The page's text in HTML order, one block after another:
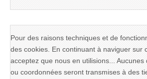
Pour des raisons techniques et de
des cookies. En continuant à naviguer sur
acceptez que nous en utilisions...
ou coordonnées seront transmises à des